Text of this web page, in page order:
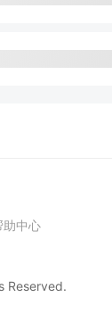
助中心
Reserved.